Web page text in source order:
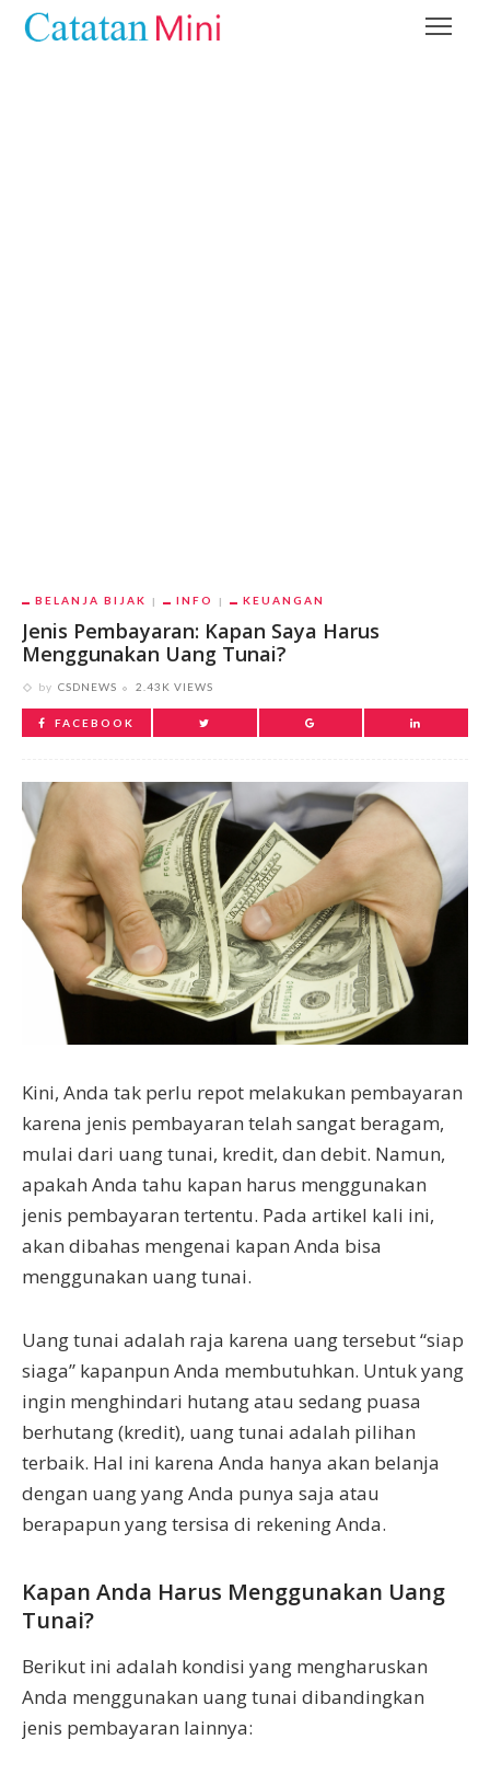
BELANJA BIJAK INFO KEUANGAN
Jenis Pembayaran: Kapan Saya Harus
Menggunakan Uang Tunai?
by CSDNEWS 2.43K VIEWS
FACEBOOK
Kini, Anda tak perlu repot melakukan pembayaran
karena jenis pembayaran telah sangat beragam,
mulai dari uang tunai, kredit, dan debit. Namun,
apakah Anda tahu kapan harus menggunakan
jenis pembayaran tertentu. Pada artikel kali ini,
akan dibahas mengenai kapan Anda bisa
menggunakan uang tunai.
Uang tunai adalah raja karena uang tersebut “siap
siaga” kapanpun Anda membutuhkan. Untuk yang
ingin menghindari hutang atau sedang puasa
berhutang (kredit), uang tunai adalah pilihan
terbaik. Hal ini karena Anda hanya akan belanja
dengan uang yang Anda punya saja atau
berapapun yang tersisa di rekening Anda.
Kapan Anda Harus Menggunakan Uang
Tunai?
Berikut ini adalah kondisi yang mengharuskan
Anda menggunakan uang tunai dibandingkan
jenis pembayaran lainnya: